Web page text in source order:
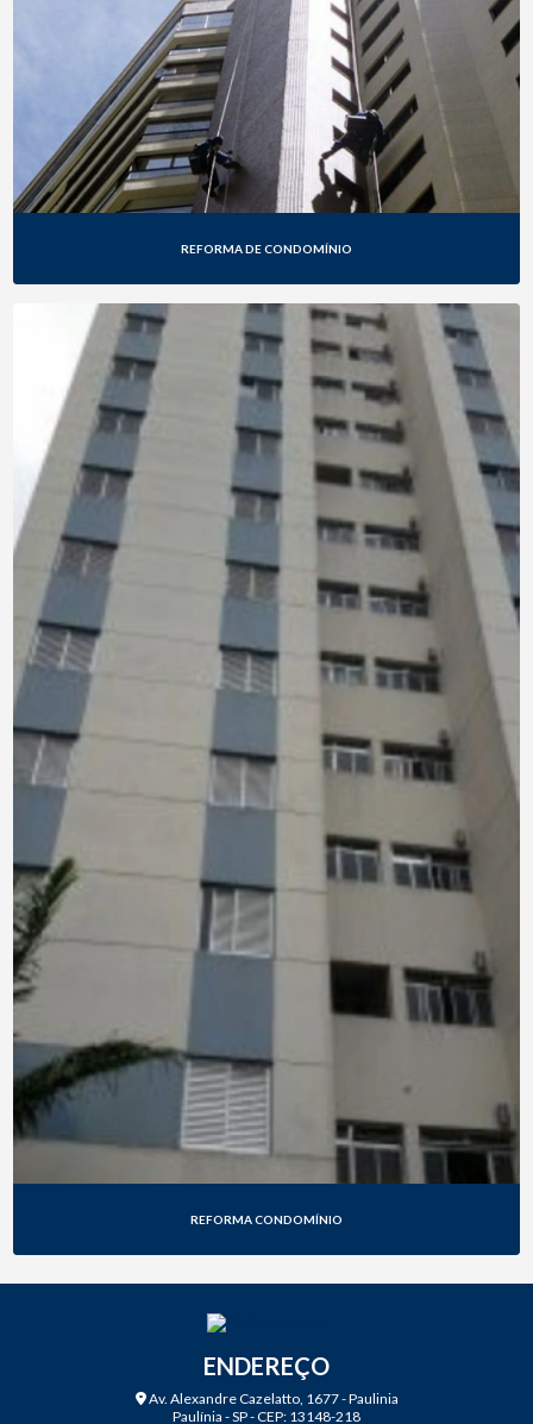
REFORMA DE CONDOMÍNIO
REFORMA CONDOMÍNIO
ENDEREÇO
Av. Alexandre Cazelatto, 1677 - Paulinia
Paulínia - SP - CEP: 13148-218